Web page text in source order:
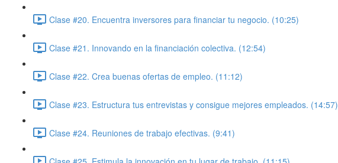
Clase #20. Encuentra inversores para financiar tu negocio. (10:25)
Clase #21. Innovando en la financiación colectiva. (12:54)
Clase #22. Crea buenas ofertas de empleo. (11:12)
Clase #23. Estructura tus entrevistas y consigue mejores empleados. (14:57)
Clase #24. Reuniones de trabajo efectivas. (9:41)